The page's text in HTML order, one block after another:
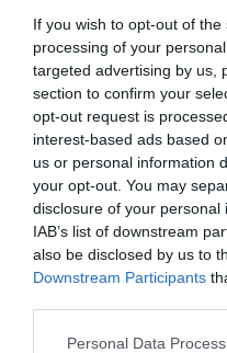
If you wish to opt-out of
processing of your
targeted advertising by us,
section to confirm your
opt-out request is
interest-based ads based
us or personal information
your opt-out. You may
disclosure of your
IAB’s list of downstream
also be disclosed by us to
Downstream Participants
Please note that this
Personal Data
számoltak be, mivel az
felélénkült és kezd
előtti időszakban
még akár a következő
lesznek személyzeti
Kérem nap